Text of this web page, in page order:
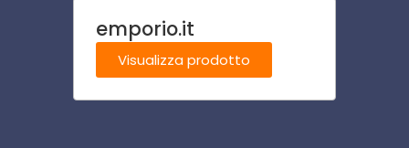
emporio.it
Visualizza prodotto